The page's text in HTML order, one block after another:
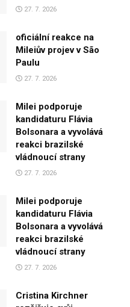
27. 7. 2026
oficiální reakce na
Mileiův projev v São
Paulu
27. 7. 2026
Milei podporuje
kandidaturu Flávia
Bolsonara a vyvolává
reakci brazilské
vládnoucí strany
27. 7. 2026
Milei podporuje
kandidaturu Flávia
Bolsonara a vyvolává
reakci brazilské
vládnoucí strany
27. 7. 2026
Cristina Kirchner